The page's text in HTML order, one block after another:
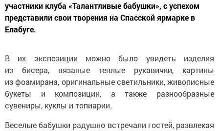
участники клуба «Талантливые бабушки», с успехом
представили свои творения на Спасской ярмарке в
Елабуге.
В их экспозиции можно было увидеть изделия
из бисера, вязаные теплые рукавички, картины
из фоамирана, оригинальные светильники, живописные
букеты и композиции, а также разнообразные
сувениры, куклы и топиарии.
Веселые бабушки радушно встречали гостей, развлекая